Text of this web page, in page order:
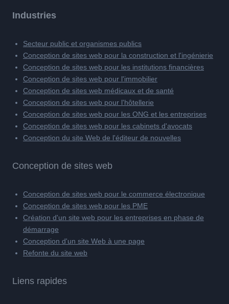
Industries
Secteur public et organismes publics
Conception de sites web pour la construction et l'ingénierie
Conception de sites web pour les institutions financières
Conception de sites web pour l'immobilier
Conception de sites web médicaux et de santé
Conception de sites web pour l'hôtellerie
Conception de sites web pour les ONG et les entreprises
Conception de sites web pour les cabinets d'avocats
Conception du site Web de l'éditeur de nouvelles
Conception de sites web
Conception de sites web pour le commerce électronique
Conception de sites web pour les PME
Création d'un site web pour les entreprises en phase de
démarrage
Conception d'un site Web à une page
Refonte du site web
Liens rapides